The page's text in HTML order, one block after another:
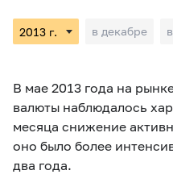
в декабре
В мае 2013 года на
валюты наблюдалось
месяца снижение
оно было более
два года.